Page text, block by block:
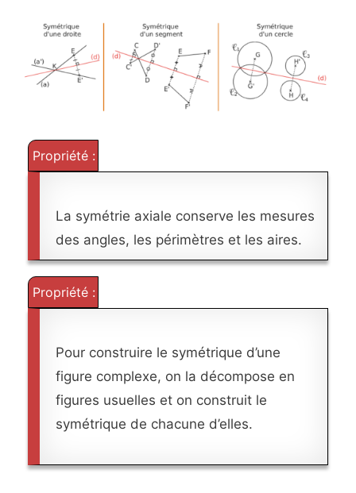
Propriété :
La symétrie axiale conserve les mesures
des angles, les périmètres et les aires.
Propriété :
Pour construire le symétrique d’une
figure complexe, on la décompose en
figures usuelles et on construit le
symétrique de chacune d’elles.